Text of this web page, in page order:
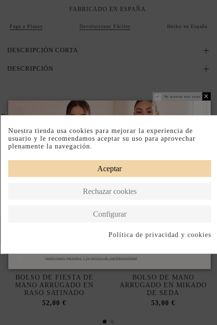
FABRICADO EN ESPAÑA.
Paga a Plazos Devoluciones Fáciles Hecho en España
DESCRIPCIÓN CORTA
DESCRIPCIÓN
Completa tu look
BOLSO DE FIESTA DE
MANO ARRUGADO EN
RASO SATINADO
52,00 €
BOLSO DE MANO
ARRUGADO EN MIKADO
DE SEDA
53,00 €
No mostrar más veces
condiciones generales y la política de confidencialidad
Nuestra tienda usa cookies para mejorar la experiencia de
usuario y le recomendamos aceptar su uso para aprovechar
plenamente la navegación.
Aceptar
Rechazar cookies
Configurar
Política de privacidad y cookies